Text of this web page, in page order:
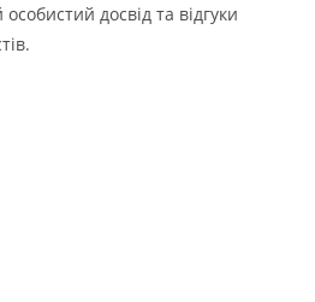
досвід та відгуки